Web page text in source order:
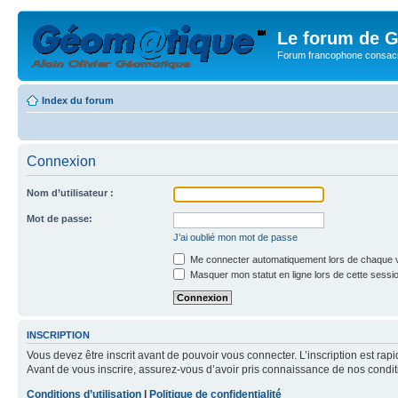
Le forum de
Forum francophone
Index du forum
Connexion
Nom d’utilisateur :
Mot de passe:
J’ai oublié mon mot de passe
Me connecter automatiquement lors de chaque
Masquer mon statut en ligne lors de cette
INSCRIPTION
Vous devez être inscrit avant de pouvoir vous connecter. L’inscription est
Avant de vous inscrire, assurez-vous d’avoir pris connaissance de nos
Conditions d’utilisation
Politique de confidentialité